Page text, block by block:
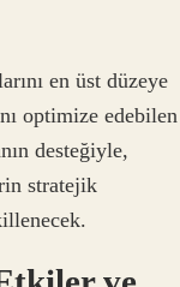
en üst düzeye
optimize edebilen
desteğiyle,
stratejik